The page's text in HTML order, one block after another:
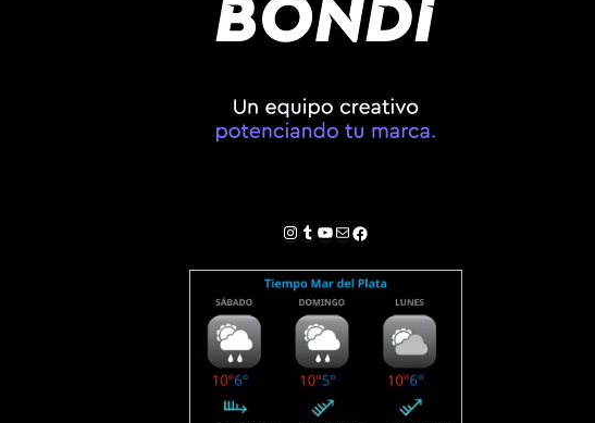
Instagram
Tumblr
YouTube
Correo electrónico
Facebook